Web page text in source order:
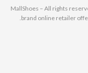
© 2025 MallShoes – All rights
brand online retailer